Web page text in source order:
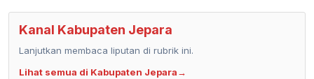
Kanal Kabupaten Jepara
Lanjutkan membaca liputan di rubrik ini.
Lihat semua di Kabupaten Jepara→